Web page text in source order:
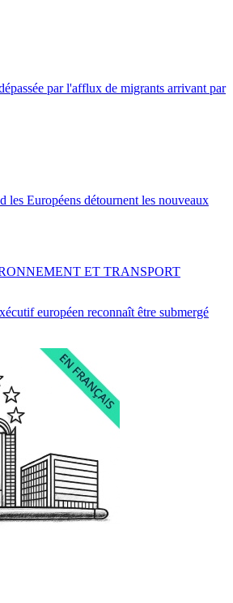
par l'afflux de migrants arrivant par
les Européens détournent les nouveaux
européen reconnaît être submergé
ET TRANSPORT